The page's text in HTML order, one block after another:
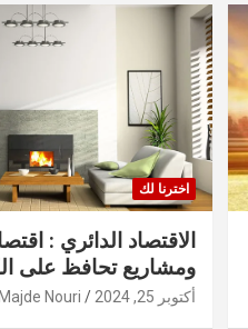
اخترنا لك
الاقتصاد الدائري :
ومشاريع تحافظ على
أكتوبر 25, 2024 Majde Nouri